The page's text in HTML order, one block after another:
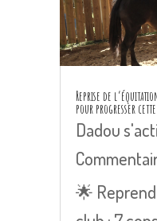
Reprise de
pour progresser
Dadou
🌟